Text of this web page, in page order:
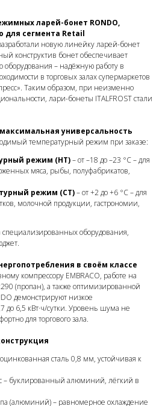
ларей-бонет RONDO,
для сегмента Retail
новую линейку ларей-бонет
конструктив бонет обеспечивает
оборудования – надёжную работу в
в торговых залах супермаркетов
Таким образом, при неизменно
лари-бонеты ITALFROST стали
универсальность
температурный режим при заказе:
режим (НТ)– от –18 до –23 °C – для
мяса, рыбы, полуфабрикатов,
режим (СТ)– от +2 до +6 °C – для
молочной продукции, гастрономии,
оборудования,
в своём классе
компрессору EMBRACO, работе на
(пропан), а также оптимизированной
демонстрируют низкое
до 6,5 кВт·ч/сутки. Уровень шума не
для торгового зала.
сталь 0,8 мм, устойчивая к
– буклированный алюминий, лёгкий в
(алюминий) – равномерное охлаждение